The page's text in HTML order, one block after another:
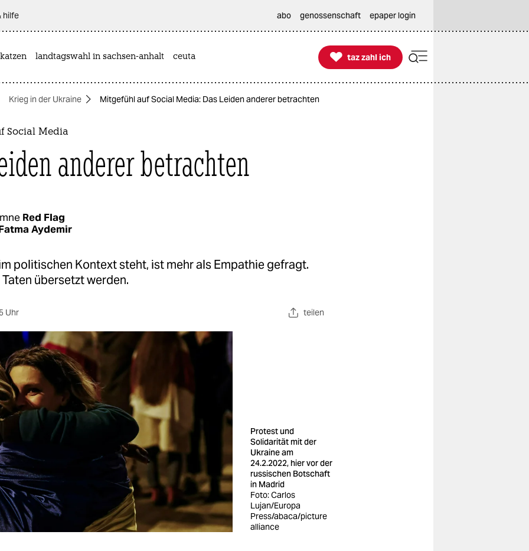
hilfe abo genossenschaft epaper login
katzen landtagswahl in sachsen-anhalt ceuta 
taz zahl ich
taz zahl ich
Krieg in der Ukraine Mitgefühl auf Social Media: Das Leiden anderer betrachten
Social Media
anderer betrachten
Red Flag
Aydemir
politischen Kontext steht, ist mehr als Empathie gefragt.
übersetzt werden.
Uhr teilen
Protest und
Solidarität mit der
Ukraine am
24.2.2022, hier vor der
russischen Botschaft
in Madrid
Foto: Carlos
Lujan/Europa
Press/abaca/picture
alliance